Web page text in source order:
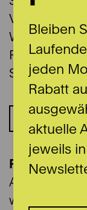
Vorstellung
Weine,
Region, dazu
Selektion an
Angebot
Ab 1 Stunde
wir in der
Bleiben
jeden
Rabatt
aktuelle
jeweils